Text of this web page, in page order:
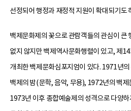
선정되어 행정과 재정적 지원이 확대되기도
백제문화제의 꽃으로 관람객들의 관심이 큰
없지 않지만 백제역사문화행렬이 있고, 제
개최한 백제문화심포지엄이 있다. 1971년
백제의 밤(문학, 음악, 무용), 1972년의 백
1973년 이후 종합예술제의 성격으로 다양